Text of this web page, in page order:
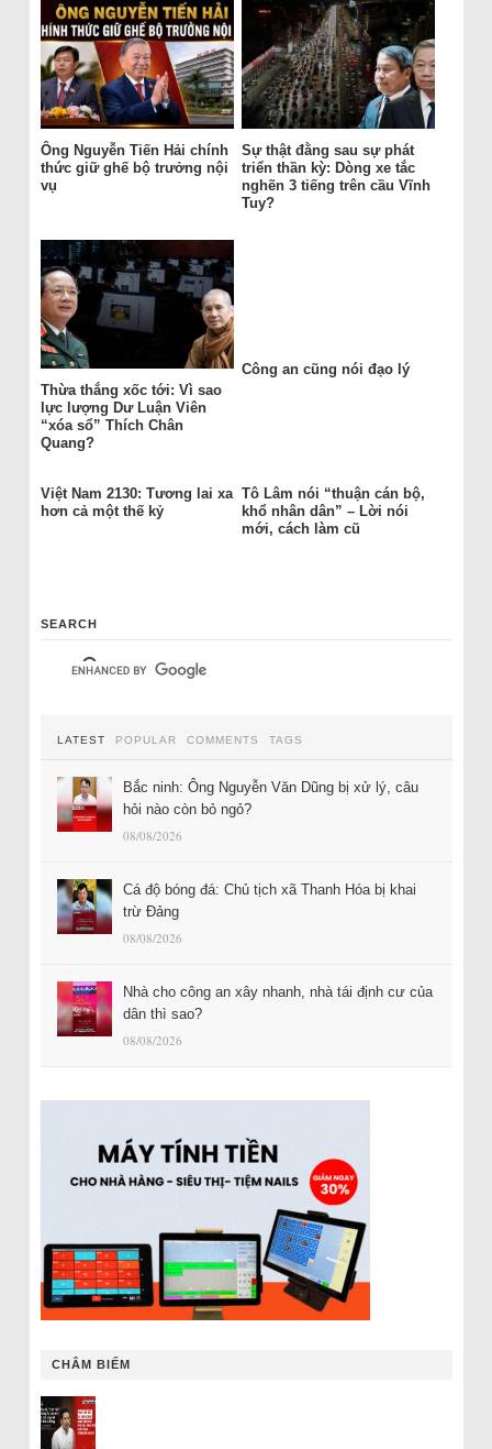
Ông Nguyễn Tiến Hải chính
thức giữ ghế bộ trưởng nội
vụ
Sự thật đằng sau sự phát
triển thần kỳ: Dòng xe tắc
nghẽn 3 tiếng trên cầu Vĩnh
Tuy?
Thừa thắng xốc tới: Vì sao
lực lượng Dư Luận Viên
“xóa sổ” Thích Chân
Quang?
Công an cũng nói đạo lý
Việt Nam 2130: Tương lai xa
hơn cả một thế kỷ
Tô Lâm nói “thuận cán bộ,
khổ nhân dân” – Lời nói
mới, cách làm cũ
SEARCH
LATEST POPULAR COMMENTS TAGS
Bắc ninh: Ông Nguyễn Văn Dũng bị xử lý, câu
hỏi nào còn bỏ ngỏ?
08/08/2026
Cá độ bóng đá: Chủ tịch xã Thanh Hóa bị khai
trừ Đảng
08/08/2026
Nhà cho công an xây nhanh, nhà tái định cư của
dân thì sao?
08/08/2026
CHÂM BIẾM